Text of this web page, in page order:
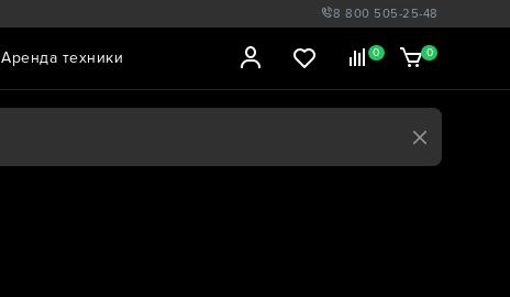
8 800 505-25-48
0 0
Аренда техники